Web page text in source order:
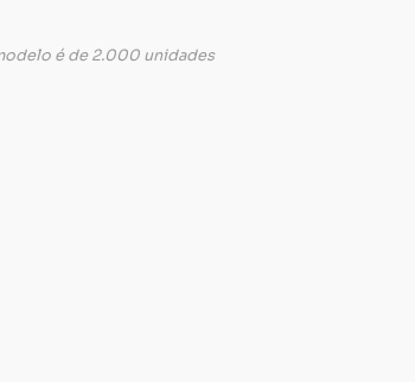
é de 2.000 unidades